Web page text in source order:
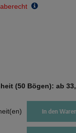
(50 Bögen): ab
In den